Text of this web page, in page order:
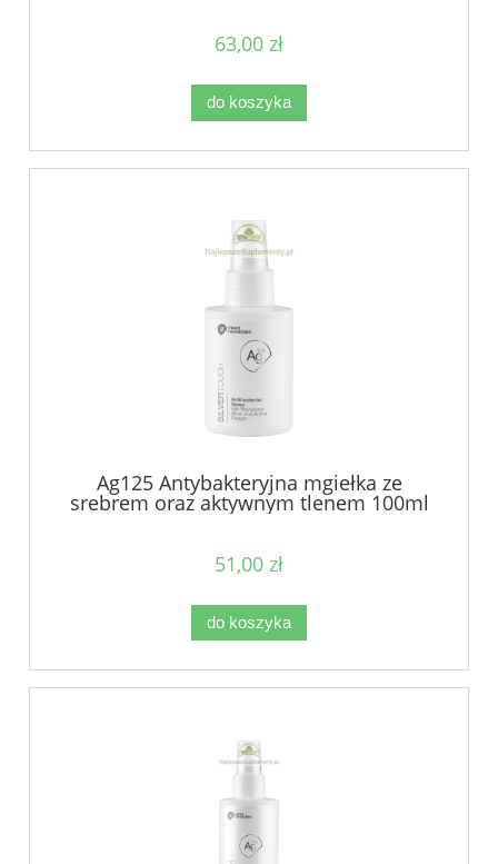
63,00 zł
do koszyka
Ag125 Antybakteryjna mgiełka ze
srebrem oraz aktywnym tlenem 100ml
51,00 zł
do koszyka